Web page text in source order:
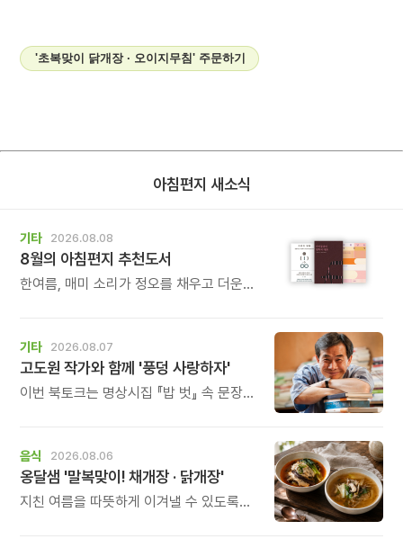
'초복맞이 닭개장 · 오이지무침' 주문하기
아침편지 새소식
기타 2026.08.08
8월의 아침편지 추천도서
한여름, 매미 소리가 정오를 채우고 더운
기타 2026.08.07
고도원 작가와 함께 '풍덩 사랑하자'
이번 북토크는 명상시집 『밥 벗』 속 문장을
음식 2026.08.06
옹달샘 '말복맞이! 채개장 · 닭개장'
지친 여름을 따뜻하게 이겨낼 수 있도록